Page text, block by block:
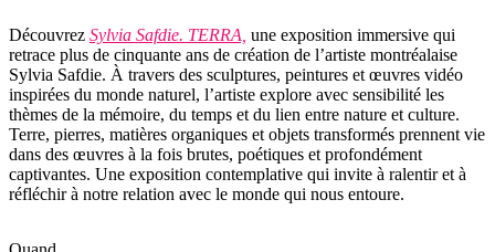
Découvrez Sylvia Safdie. TERRA, une exposition immersive qui
retrace plus de cinquante ans de création de l’artiste montréalaise
Sylvia Safdie. À travers des sculptures, peintures et œuvres vidéo
inspirées du monde naturel, l’artiste explore avec sensibilité les
thèmes de la mémoire, du temps et du lien entre nature et culture.
Terre, pierres, matières organiques et objets transformés prennent vie
dans des œuvres à la fois brutes, poétiques et profondément
captivantes. Une exposition contemplative qui invite à ralentir et à
réfléchir à notre relation avec le monde qui nous entoure.